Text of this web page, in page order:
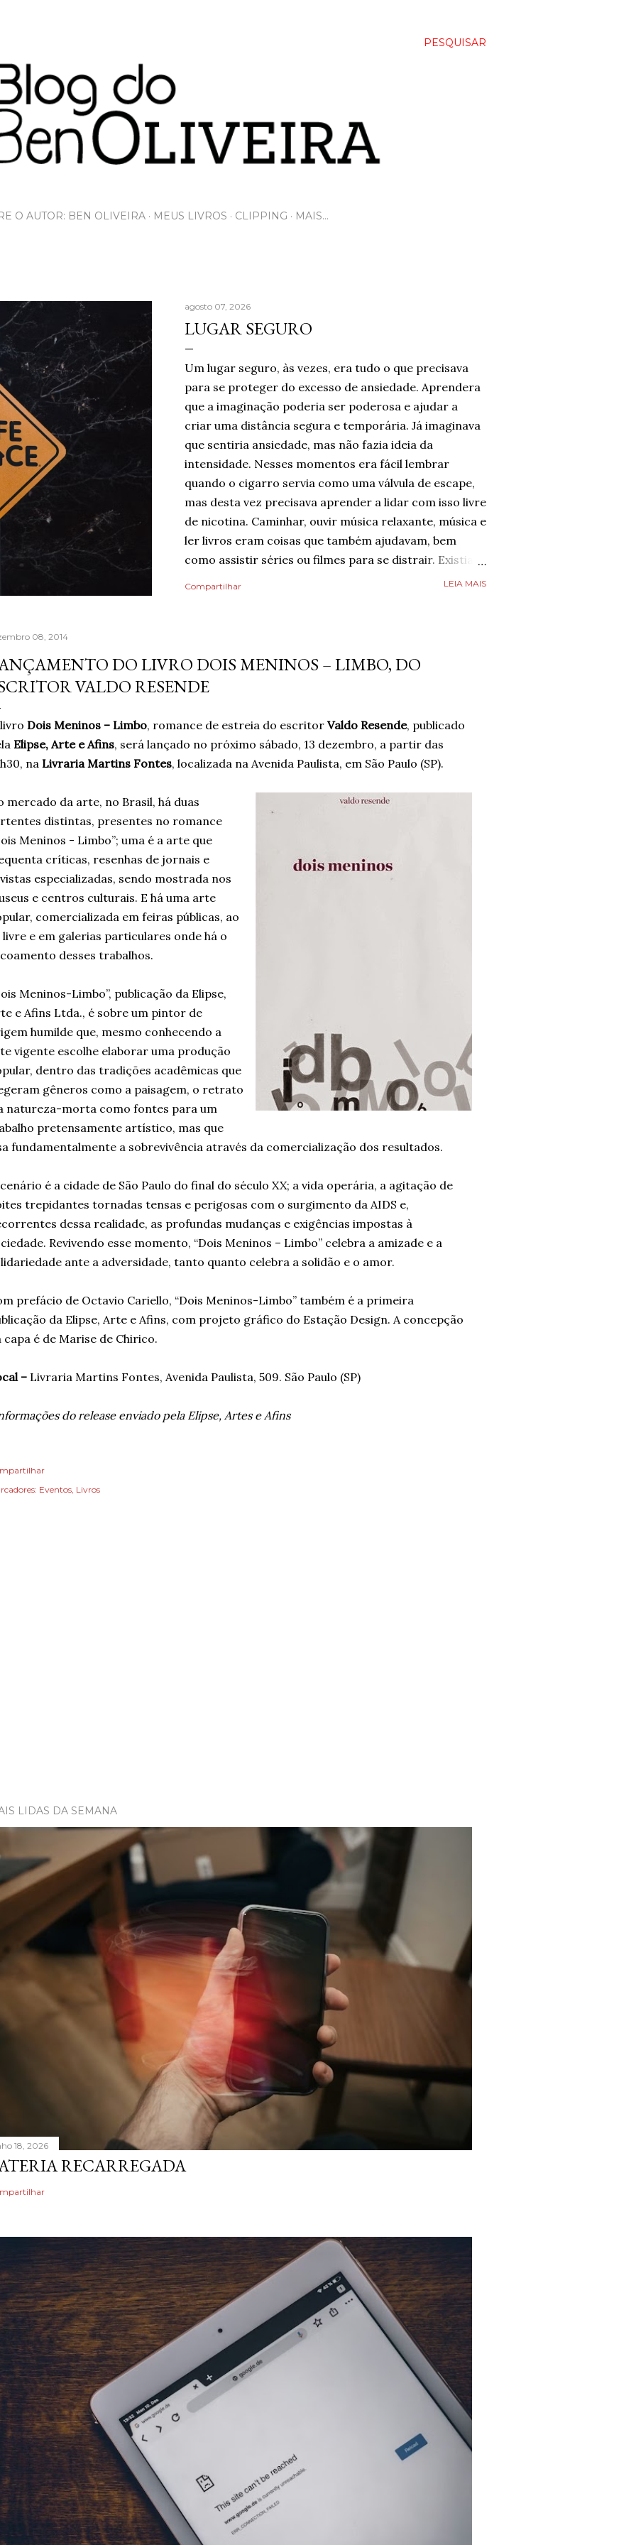
PESQUISAR
O AUTOR: BEN OLIVEIRA MEUS LIVROS CLIPPING MAIS…
agosto 07, 2026
LUGAR SEGURO
Um lugar seguro, às vezes, era tudo o que precisava
para se proteger do excesso de ansiedade. Aprendera
que a imaginação poderia ser poderosa e ajudar a
criar uma distância segura e temporária. Já imaginava
que sentiria ansiedade, mas não fazia ideia da
intensidade. Nesses momentos era fácil lembrar
quando o cigarro servia como uma válvula de escape,
mas desta vez precisava aprender a lidar com isso livre
de nicotina. Caminhar, ouvir música relaxante, música e
ler livros eram coisas que também ajudavam, bem
como assistir séries ou filmes para se distrair. Existia
um limite de quanto era possível diminuir a ansiedade,
muita gente já fazia de forma intuitiva, mas que ao
reaprender ganha um novo significado. Após dias sem
palavras. A verdade é qu...
Compartilhar LEIA MAIS
08, 2014
DO LIVRO DOIS MENINOS – LIMBO, DO
VALDO RESENDE
Dois Meninos – Limbo, romance de estreia do escritor Valdo Resende, publicado
Elipse, Arte e Afins, será lançado no próximo sábado, 13 dezembro, a partir das
na Livraria Martins Fontes, localizada na Avenida Paulista, em São Paulo (SP).
mercado da arte, no Brasil, há duas
distintas, presentes no romance
Meninos - Limbo”; uma é a arte que
críticas, resenhas de jornais e
especializadas, sendo mostrada nos
e centros culturais. E há uma arte
comercializada em feiras públicas, ao
e em galerias particulares onde há o
desses trabalhos.
Meninos-Limbo”, publicação da Elipse,
e Afins Ltda., é sobre um pintor de
humilde que, mesmo conhecendo a
vigente escolhe elaborar uma produção
dentro das tradições acadêmicas que
gêneros como a paisagem, o retrato
natureza-morta como fontes para um
pretensamente artístico, mas que
fundamentalmente a sobrevivência através da comercialização dos resultados.
é a cidade de São Paulo do final do século XX; a vida operária, a agitação de
trepidantes tornadas tensas e perigosas com o surgimento da AIDS e,
dessa realidade, as profundas mudanças e exigências impostas à
Revivendo esse momento, “Dois Meninos – Limbo” celebra a amizade e a
ante a adversidade, tanto quanto celebra a solidão e o amor.
prefácio de Octavio Cariello, “Dois Meninos-Limbo” também é a primeira
da Elipse, Arte e Afins, com projeto gráfico do Estação Design. A concepção
capa é de Marise de Chirico.
– Livraria Martins Fontes, Avenida Paulista, 509. São Paulo (SP)
do release enviado pela Elipse, Artes e Afins
Eventos Livros
LIDAS DA SEMANA
18, 2026
RECARREGADA